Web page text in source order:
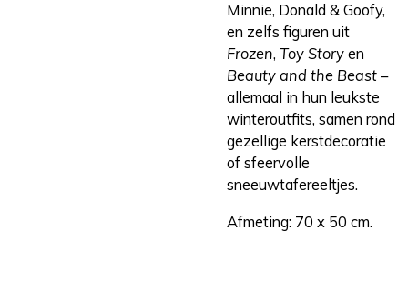
Minnie, Donald & Goofy,
en zelfs figuren uit
Frozen, Toy Story en
Beauty and the Beast –
allemaal in hun leukste
winteroutfits, samen rond
gezellige kerstdecoratie
of sfeervolle
sneeuwtafereeltjes.
Afmeting: 70 x 50 cm.